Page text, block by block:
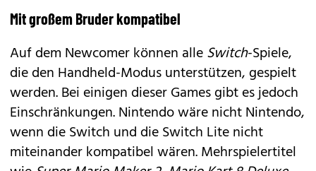
Mit großem Bruder kompatibel
Auf dem Newcomer können alleSwitch-Spiele,
die den Handheld-Modus unterstützen, gespielt
werden. Bei einigen dieser Games gibt es jedoch
Einschränkungen. Nintendo wäre nicht Nintendo,
wenn die Switch und die Switch Lite nicht
miteinander kompatibel wären. Mehrspielertitel